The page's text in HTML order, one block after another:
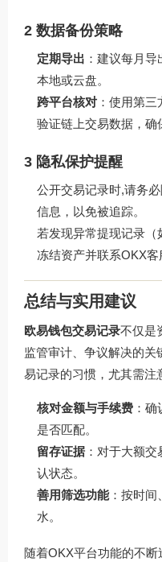
2 数据备份策略
定期导出 ：建议每月
本地或云盘。
跨平台核对 ：使用第
验证链上交易数据，确
3 隐私保护提醒
公开交易记录时,请务
信息，以免被追踪。
若发现异常提现记录（
冻结资产并联系OKX客
总结与实用建议
欧易钱包交易记录不仅是
监管审计、争议解决的关
易记录的习惯，尤其需注
核对金额与手续费 ：
是否匹配。
留存证据 ：对于大额
认状态。
善用筛选功能：按时间
水。
随着OKX平台功能的不断